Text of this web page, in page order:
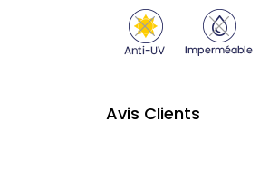
Avis Clients